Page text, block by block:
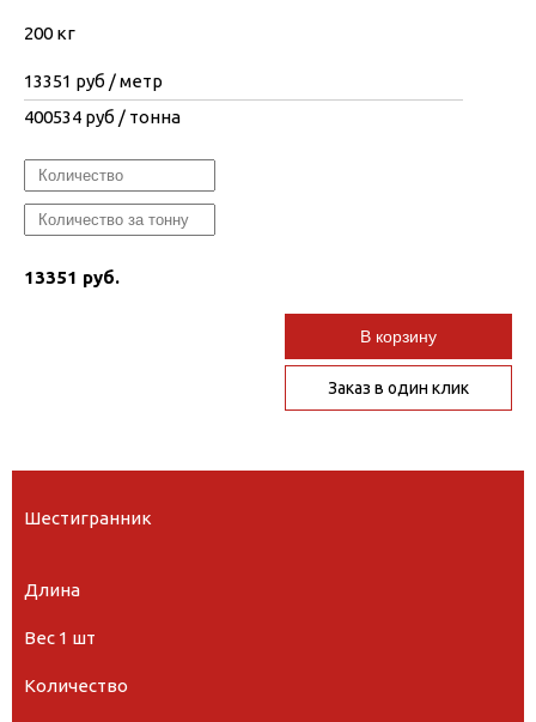
200 кг
13351 руб / метр
400534 руб / тонна
13351 руб.
В корзину
Заказ в один клик
Шестигранник
Длина
Вес 1 шт
Количество